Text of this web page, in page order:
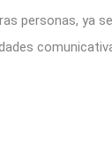
personas, ya